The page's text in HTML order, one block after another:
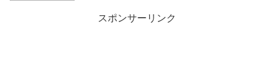
スポンサーリンク